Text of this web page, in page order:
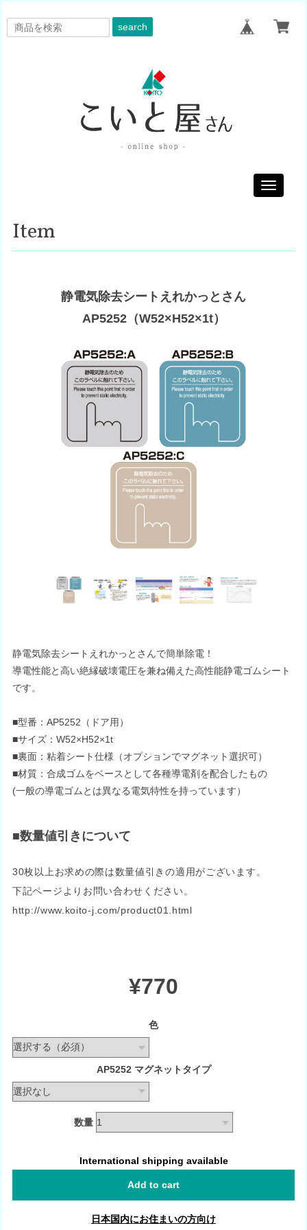
search
Toggle
Item
静電気除去シートえれかっとさん
AP5252（W52×H52×1t）
静電気除去シートえれかっとさんで簡単除電！
導電性能と高い絶縁破壊電圧を兼ね備えた高性能静電ゴムシート
です。
■型番：AP5252（ドア用）
■サイズ：W52×H52×1t
■裏面：粘着シート仕様（オプションでマグネット選択可）
■材質：合成ゴムをベースとして各種導電剤を配合したもの
(一般の導電ゴムとは異なる電気特性を持っています）
■数量値引きについて
30枚以上お求めの際は数量値引きの適用がございます。
下記ページよりお問い合わせください。
http://www.koito-j.com/product01.html
¥770
色
AP5252 マグネットタイプ
数量
International shipping available
Add to cart
日本国内にお住まいの方向け